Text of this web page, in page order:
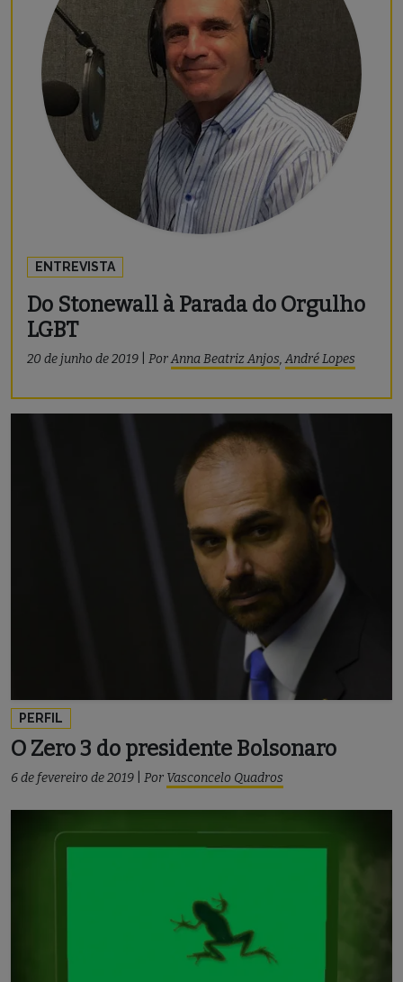
ENTREVISTA
Do Stonewall à Parada do Orgulho
LGBT
20 de junho de 2019 PorAnna Beatriz Anjos,André Lopes
PERFIL
O Zero 3 do presidente Bolsonaro
6 de fevereiro de 2019 Por Vasconcelo Quadros